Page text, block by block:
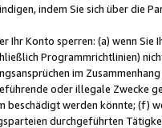
indem Sie sich über die
Konto sperren: (a) wenn Sie
Programmrichtlinien)
im
oder illegale Zwecke
beschädigt werden könnte; (f)
durchgeführten